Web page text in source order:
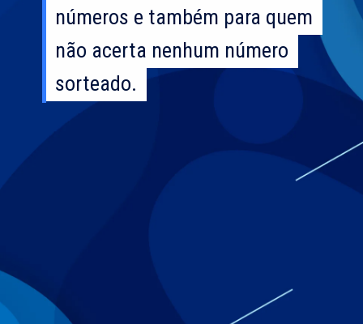
números e também para quem
não acerta nenhum número
sorteado.
números e também para quem
não acerta nenhum número
sorteado.